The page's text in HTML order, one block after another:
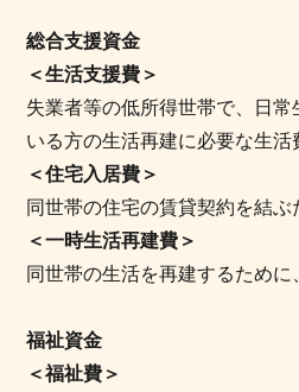
総合支援資金
＜生活支援費＞
失業者等の低所得世帯で、日
いる方の生活再建に必要な生活
＜住宅入居費＞
同世帯の住宅の賃貸契約を結ぶ
＜一時生活再建費＞
同世帯の生活を再建するために
福祉資金
＜福祉費＞